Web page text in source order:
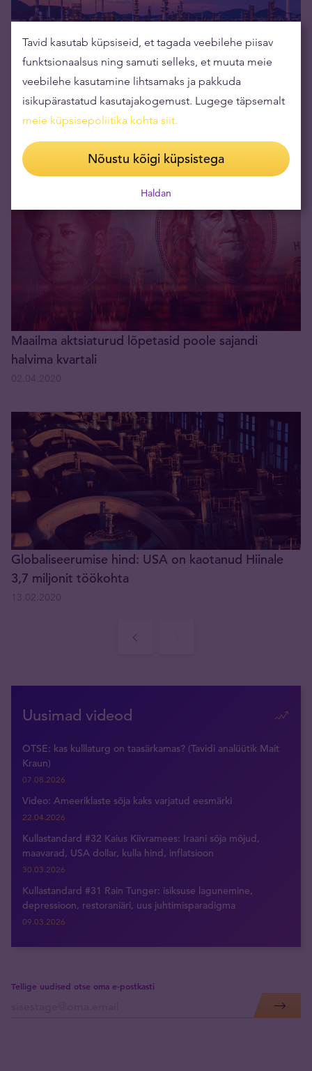
Esmakordne: nafta hind maailmaturul võib langeda
nulli
03.04.2020
Maailma aktsiaturud lõpetasid poole sajandi
halvima kvartali
Globaliseerumise hind: USA on kaotanud Hiinale
3,7 miljonit töökohta
Uusimad videod
OTSE: kas kulllaturg on taasärkamas? (Tavidi analüütik Mait
Kraun)
07.08.2026
Video: Ameeriklaste sõja kaks varjatud eesmärki
22.04.2026
Kullastandard #32 Kaius Kiivramees: Iraani sõja mõjud,
maavarad, USA dollar, kulla hind, inflatsioon
30.03.2026
Kullastandard #31 Rain Tunger: isiksuse lagunemine,
depressioon, restoraniäri, uus juhtimisparadigma
09.03.2026
Tellige uudised otse oma e-postkasti
Tavid kasutab küpsiseid, et tagada veebilehe piisav
funktsionaalsus ning samuti selleks, et muuta meie
veebilehe kasutamine lihtsamaks ja pakkuda
isikupärastatud kasutajakogemust. Lugege täpsemalt
meie küpsisepoliitika kohta siit.
Nõustu kõigi küpsistega
Haldan